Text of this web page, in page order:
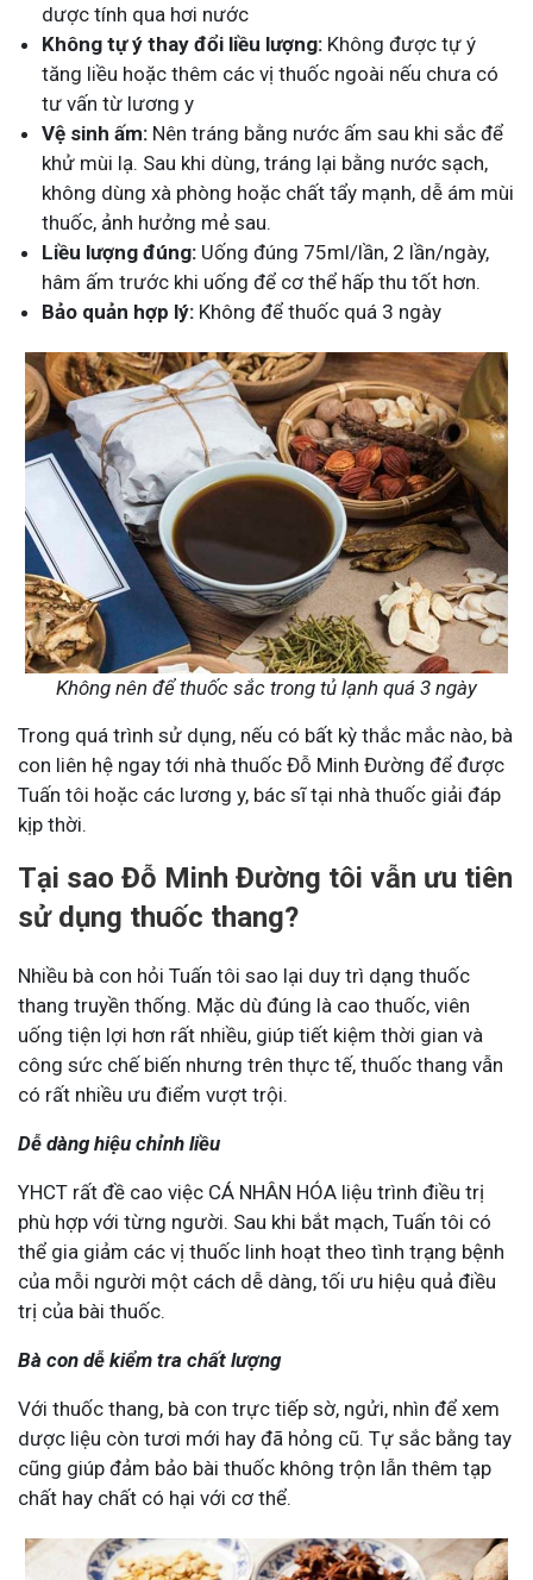
dược tính qua hơi nước
Không tự ý thay đổi liều lượng: Không được tự ý
tăng liều hoặc thêm các vị thuốc ngoài nếu chưa có
tư vấn từ lương y
Vệ sinh ấm: Nên tráng bằng nước ấm sau khi sắc để
khử mùi lạ. Sau khi dùng, tráng lại bằng nước sạch,
không dùng xà phòng hoặc chất tẩy mạnh, dễ ám mùi
thuốc, ảnh hưởng mẻ sau.
Liều lượng đúng: Uống đúng 75ml/lần, 2 lần/ngày,
hâm ấm trước khi uống để cơ thể hấp thu tốt hơn.
Bảo quản hợp lý: Không để thuốc quá 3 ngày
Không nên để thuốc sắc trong tủ lạnh quá 3 ngày
Trong quá trình sử dụng, nếu có bất kỳ thắc mắc nào, bà
con liên hệ ngay tới nhà thuốc Đỗ Minh Đường để được
Tuấn tôi hoặc các lương y, bác sĩ tại nhà thuốc giải đáp
kịp thời.
Tại sao Đỗ Minh Đường tôi vẫn ưu tiên
sử dụng thuốc thang?
Nhiều bà con hỏi Tuấn tôi sao lại duy trì dạng thuốc
thang truyền thống. Mặc dù đúng là cao thuốc, viên
uống tiện lợi hơn rất nhiều, giúp tiết kiệm thời gian và
công sức chế biến nhưng trên thực tế, thuốc thang vẫn
có rất nhiều ưu điểm vượt trội.
Dễ dàng hiệu chỉnh liều
YHCT rất đề cao việc CÁ NHÂN HÓA liệu trình điều trị
phù hợp với từng người. Sau khi bắt mạch, Tuấn tôi có
thể gia giảm các vị thuốc linh hoạt theo tình trạng bệnh
của mỗi người một cách dễ dàng, tối ưu hiệu quả điều
trị của bài thuốc.
Bà con dễ kiểm tra chất lượng
Với thuốc thang, bà con trực tiếp sờ, ngửi, nhìn để xem
dược liệu còn tươi mới hay đã hỏng cũ. Tự sắc bằng tay
cũng giúp đảm bảo bài thuốc không trộn lẫn thêm tạp
chất hay chất có hại với cơ thể.